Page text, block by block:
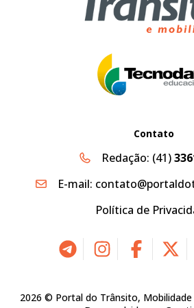
Contato
Redação: (41)
E-mail:
Política de
2026 © Portal do Trânsito,